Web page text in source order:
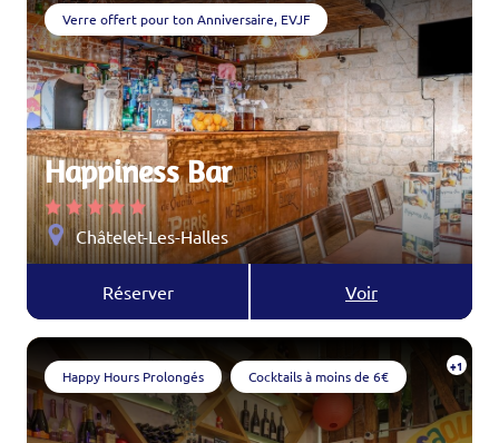
Verre offert pour ton Anniversaire, EVJF
Happiness Bar
Châtelet-Les-Halles
Réserver Voir
Happy Hours Prolongés Cocktails à moins de 6€
+1